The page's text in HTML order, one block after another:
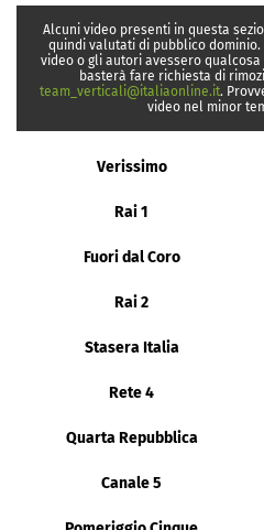
Alcuni video presenti in questa
quindi valutati di pubblico
video o gli autori avessero
basterà fare richiesta di
team_verticali@italiaonline.it.
video nel minor
Verissimo
Rai 1
Fuori dal Coro
Rai 2
Stasera Italia
Rete 4
Quarta Repubblica
Canale 5